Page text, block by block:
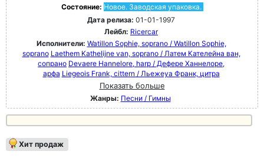
Состояние: Новое. Заводская упаковка.
Дата релиза: 01-01-1997
Лейбл: Ricercar
Исполнители: Watillon Sophie, soprano / Watillon Sophie,
soprano Laethem Kathelijne van, soprano / Латем Кателейна ван,
сопрано Devaere Hannelore, harp / Дефере Ханнелоре,
арфа Liegeois Frank, cittern / Льежеуа Франк, цитра
Показать больше
Жанры: Песни / Гимны
Хит продаж